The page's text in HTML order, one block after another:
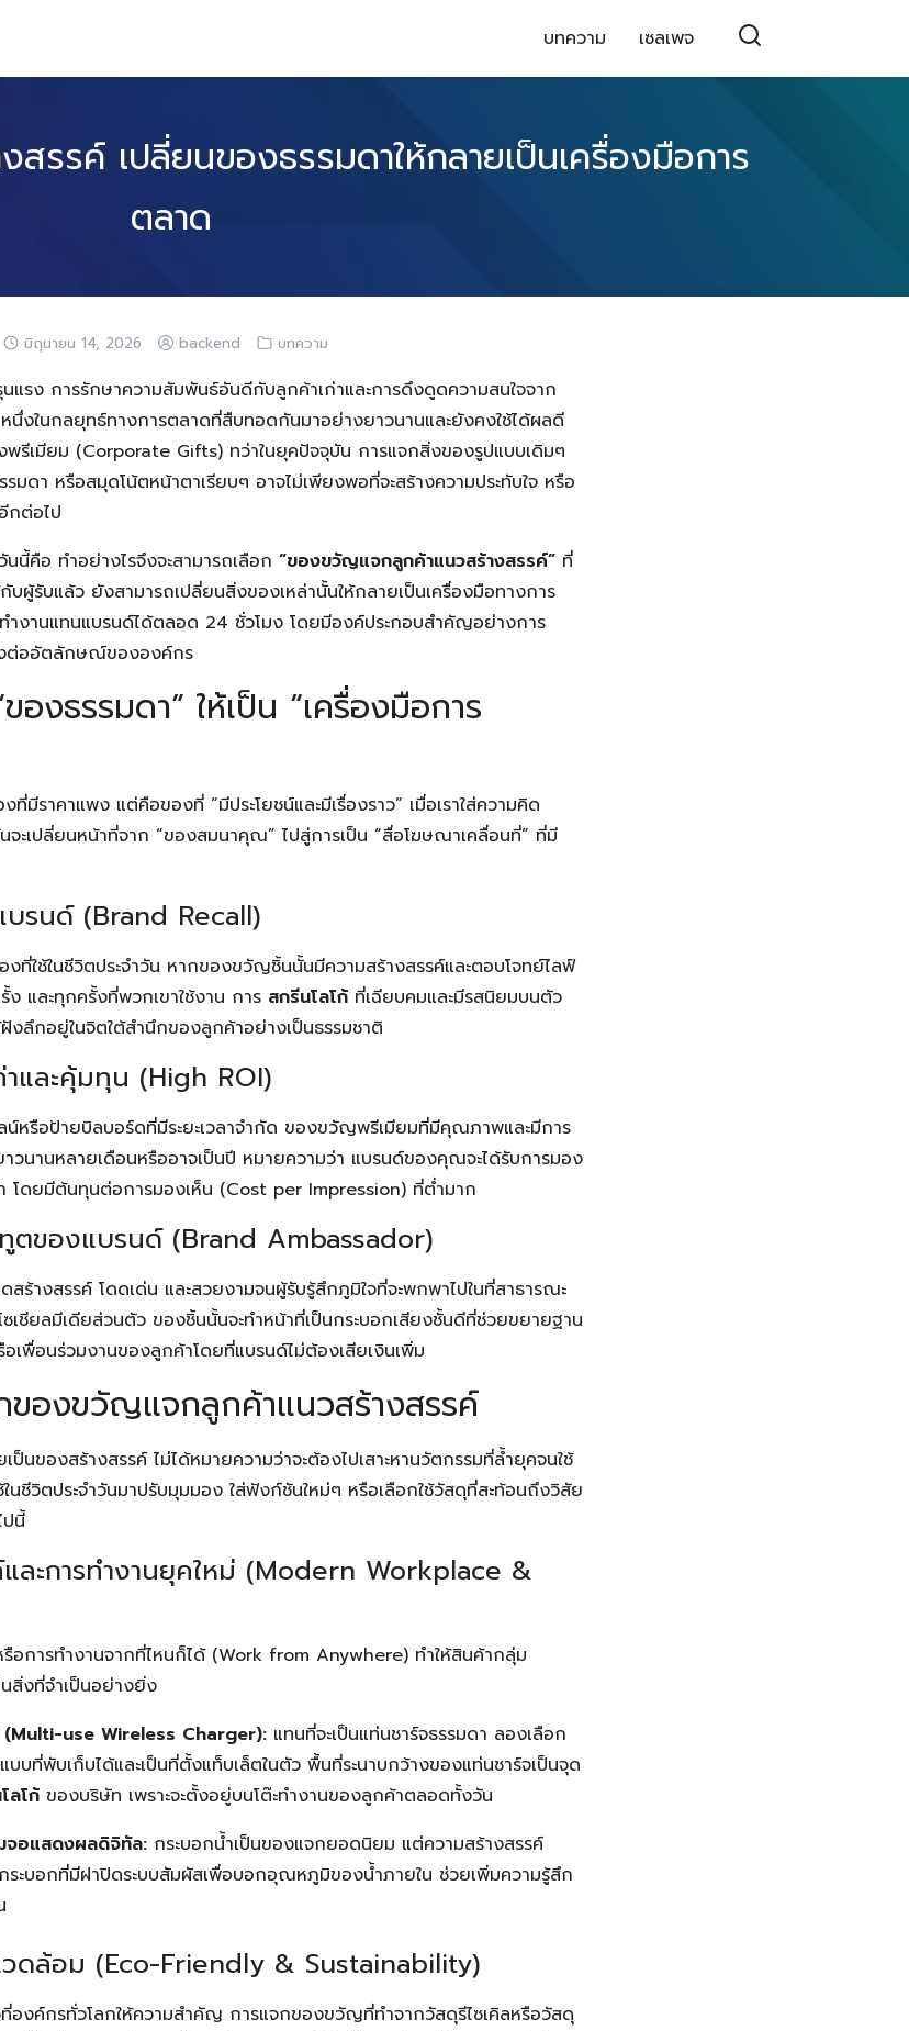
บทความ เซลเพจ
รรค์ เปลี่ยนของธรรมดาให้กลายเป็นเครื่องมือการ
ตลาด
มิถุนายน 14, 2026 backend บทความ
แรง การรักษาความสัมพันธ์อันดีกับลูกค้าเก่าและการดึงดูดความสนใจจาก
งในกลยุทธ์ทางการตลาดที่สืบทอดกันมาอย่างยาวนานและยังคงใช้ได้ผลดี
รีเมียม (Corporate Gifts) ทว่าในยุคปัจจุบัน การแจกสิ่งของรูปแบบเดิมๆ
มดา หรือสมุดโน้ตหน้าตาเรียบๆ อาจไม่เพียงพอที่จะสร้างความประทับใจ หรือ
กต่อไป
นี้คือ ทำอย่างไรจึงจะสามารถเลือก “ของขวัญแจกลูกค้าแนวสร้างสรรค์” ที่
บผู้รับแล้ว ยังสามารถเปลี่ยนสิ่งของเหล่านั้นให้กลายเป็นเครื่องมือทางการ
ำงานแทนแบรนด์ได้ตลอด 24 ชั่วโมง โดยมีองค์ประกอบสำคัญอย่างการ
งต่ออัตลักษณ์ขององค์กร
องธรรมดา” ให้เป็น “เครื่องมือการ
มีราคาแพง แต่คือของที่ “มีประโยชน์และมีเรื่องราว” เมื่อเราใส่ความคิด
จะเปลี่ยนหน้าที่จาก “ของสมนาคุณ” ไปสู่การเป็น “สื่อโฆษณาเคลื่อนที่” ที่มี
บรนด์ (Brand Recall)
งที่ใช้ในชีวิตประจำวัน หากของขวัญชิ้นนั้นมีความสร้างสรรค์และตอบโจทย์ไลฟ์
และทุกครั้งที่พวกเขาใช้งาน การ สกรีนโลโก้ ที่เฉียบคมและมีรสนิยมบนตัว
งลึกอยู่ในจิตใต้สำนึกของลูกค้าอย่างเป็นธรรมชาติ
และคุ้มทุน (High ROI)
น์หรือป้ายบิลบอร์ดที่มีระยะเวลาจำกัด ของขวัญพรีเมียมที่มีคุณภาพและมีการ
วนานหลายเดือนหรืออาจเป็นปี หมายความว่า แบรนด์ของคุณจะได้รับการมอง
โดยมีต้นทุนต่อการมองเห็น (Cost per Impression) ที่ต่ำมาก
ตของแบรนด์ (Brand Ambassador)
างสรรค์ โดดเด่น และสวยงามจนผู้รับรู้สึกภูมิใจที่จะพกพาไปในที่สาธารณะ
เชียลมีเดียส่วนตัว ของชิ้นนั้นจะทำหน้าที่เป็นกระบอกเสียงชั้นดีที่ช่วยขยายฐาน
เพื่อนร่วมงานของลูกค้าโดยที่แบรนด์ไม่ต้องเสียเงินเพิ่ม
ของขวัญแจกลูกค้าแนวสร้างสรรค์
ป็นของสร้างสรรค์ ไม่ได้หมายความว่าจะต้องไปเสาะหานวัตกรรมที่ล้ำยุคจนใช้
นชีวิตประจำวันมาปรับมุมมอง ใส่ฟังก์ชันใหม่ๆ หรือเลือกใช้วัสดุที่สะท้อนถึงวิสัย
นี้
ละการทำงานยุคใหม่ (Modern Workplace &
อการทำงานจากที่ไหนก็ได้ (Work from Anywhere) ทำให้สินค้ากลุ่ม
สิ่งที่จำเป็นอย่างยิ่ง
(Multi-use Wireless Charger): แทนที่จะเป็นแท่นชาร์จธรรมดา ลองเลือก
บบที่พับเก็บได้และเป็นที่ตั้งแท็บเล็ตในตัว พื้นที่ระนาบกว้างของแท่นชาร์จเป็นจุด
ลโก้ ของบริษัท เพราะจะตั้งอยู่บนโต๊ะทำงานของลูกค้าตลอดทั้งวัน
จอแสดงผลดิจิทัล: กระบอกน้ำเป็นของแจกยอดนิยม แต่ความสร้างสรรค์
ระบอกที่มีฝาปิดระบบสัมผัสเพื่อบอกอุณหภูมิของน้ำภายใน ช่วยเพิ่มความรู้สึก
ดล้อม (Eco-Friendly & Sustainability)
องค์กรทั่วโลกให้ความสำคัญ การแจกของขวัญที่ทำจากวัสดุรีไซเคิลหรือวัสดุ